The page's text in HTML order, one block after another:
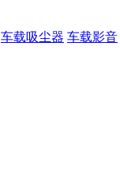
车载吸尘器 车载影音